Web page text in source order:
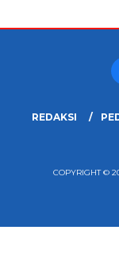
REDAKSI
COPYRIGHT ©